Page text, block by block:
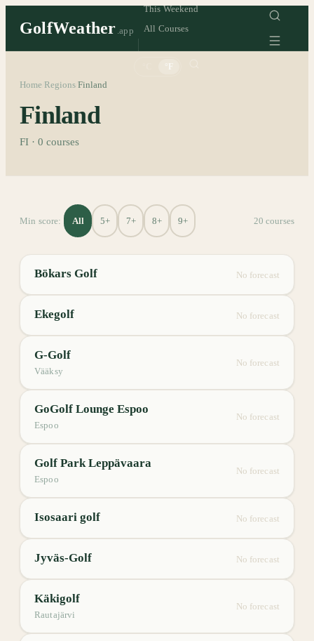
GolfWeather .app
This Weekend
All Courses
Home Regions Finland
Finland
FI · 0 courses
Min score: All 5+ 7+ 8+ 9+ 20 courses
Bökars Golf No forecast
Ekegolf No forecast
G-Golf
Vääksy
No forecast
GoGolf Lounge Espoo
Espoo
No forecast
Golf Park Leppävaara
Espoo
No forecast
Isosaari golf No forecast
Jyväs-Golf No forecast
Käkigolf
Rautajärvi
No forecast